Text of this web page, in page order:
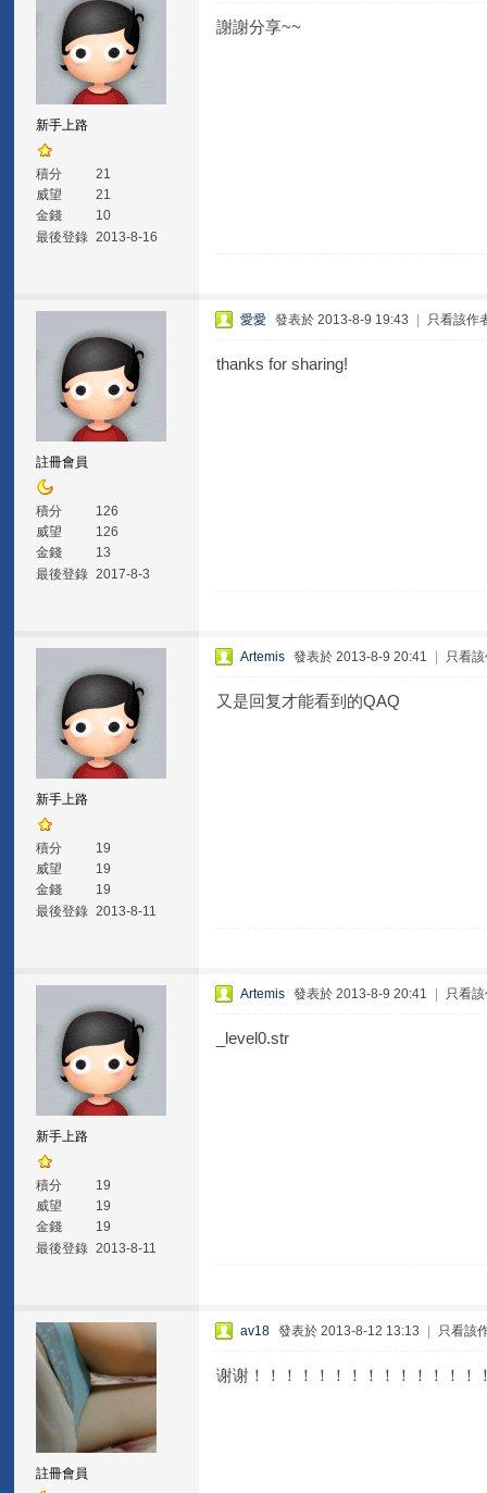
新手上路
積分
21
威望
21
金錢
10
最後登錄 2013-8-16
謝謝分享~~
註冊會員
積分
126
威望
126
金錢
13
最後登錄 2017-8-3
愛愛 發表於 2013-8-9 19:43 只看該作
thanks for sharing!
新手上路
積分
19
威望
19
金錢
19
最後登錄 2013-8-11
Artemis 發表於 2013-8-9 20:41 只看
又是回复才能看到的QAQ
新手上路
積分
19
威望
19
金錢
19
最後登錄 2013-8-11
Artemis 發表於 2013-8-9 20:41 只看
_level0.str
註冊會員
av18 發表於 2013-8-12 13:13 只看該
谢谢！！！！！！！！！！！！！！